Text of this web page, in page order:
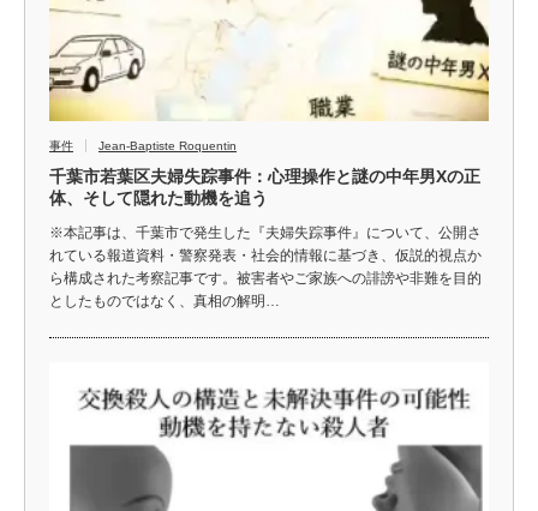
事件 Jean-Baptiste Roquentin
千葉市若葉区夫婦失踪事件：心理操作と謎の中年男Xの正
体、そして隠れた動機を追う
※本記事は、千葉市で発生した『夫婦失踪事件』について、公開さ
れている報道資料・警察発表・社会的情報に基づき、仮説的視点か
ら構成された考察記事です。被害者やご家族への誹謗や非難を目的
としたものではなく、真相の解明…